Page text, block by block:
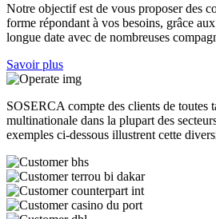
Notre objectif est de vous proposer des
forme répondant à vos besoins, grâce
longue date avec de nombreuses
Savoir plus
SOSERCA compte des clients de toutes
multinationale dans la plupart des
exemples ci-dessous illustrent cette